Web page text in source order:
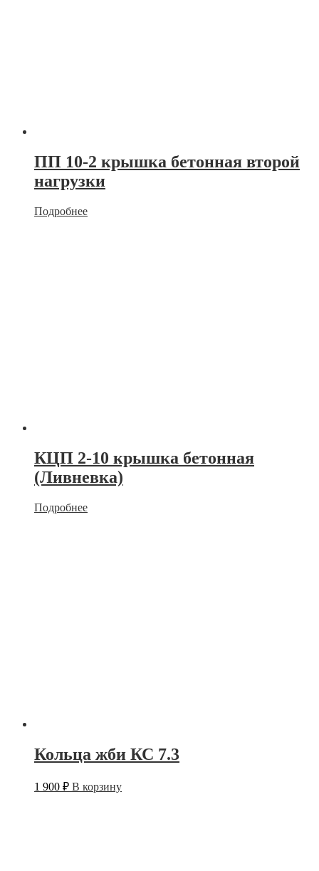
ПП 10-2 крышка бетонная второй
нагрузки
Подробнее
КЦП 2-10 крышка бетонная
(Ливневка)
Подробнее
Кольца жби КС 7.3
1 900 ₽ В корзину